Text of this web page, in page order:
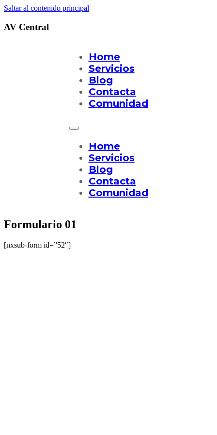
Saltar al contenido principal
AV Central
Home
Servicios
Blog
Contacta
Comunidad
Home
Servicios
Blog
Contacta
Comunidad
Formulario 01
[nxsub-form id=”52″]